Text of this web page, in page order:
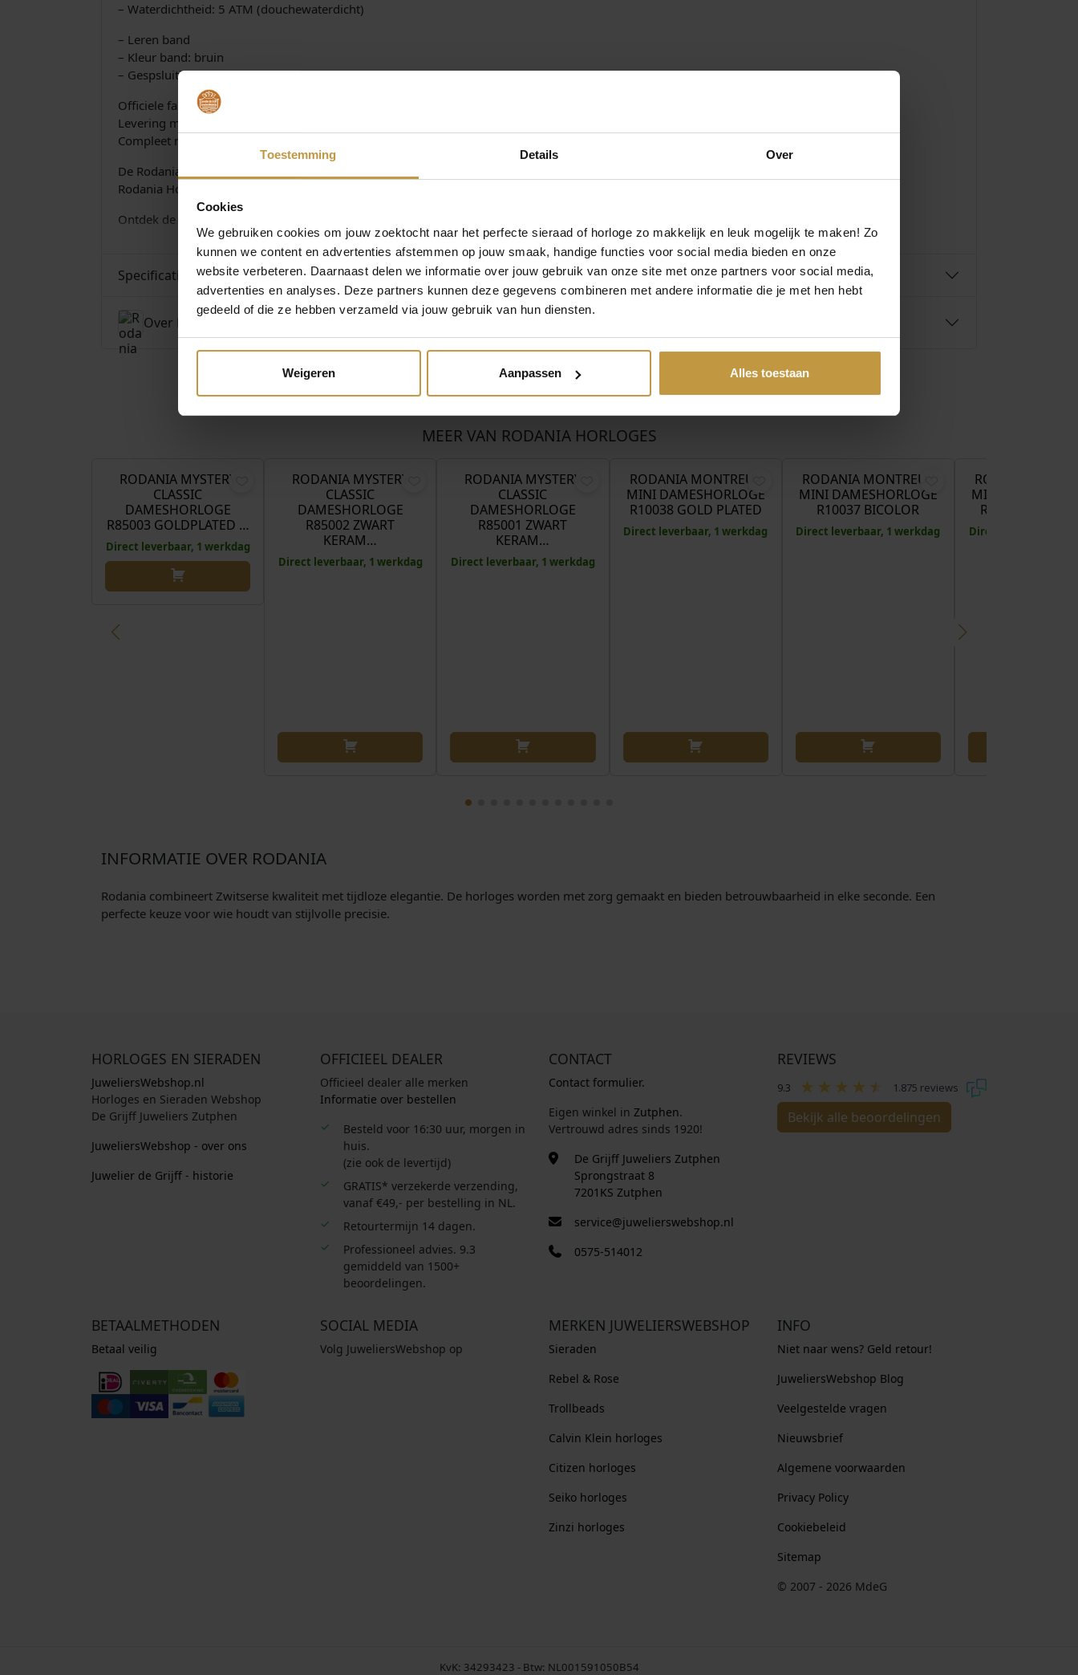
Toestemming Details Over
Cookies
We gebruiken cookies om jouw zoektocht naar het perfecte sieraad of horloge zo makkelijk en leuk mogelijk te maken! Zo
kunnen we content en advertenties afstemmen op jouw smaak, handige functies voor social media bieden en onze
website verbeteren. Daarnaast delen we informatie over jouw gebruik van onze site met onze partners voor social media,
advertenties en analyses. Deze partners kunnen deze gegevens combineren met andere informatie die je met hen hebt
gedeeld of die ze hebben verzameld via jouw gebruik van hun diensten.
Weigeren Aanpassen Alles toestaan
– Waterdichtheid: 5 ATM (douchewaterdicht)
– Leren band
– Kleur band: bruin
– Gespsluiting
Officiele fabrieksgarantie 3 jaar
Levering met NL-gebruiksaanwijzing
Compleet met luxe Rodania Watch-Box
De Rodania Dameshorloge collectie wordt verzorgd door Officieel Rodania dealer de Grijff Juweliers Zutphen.
Rodania Horloges bij JuweliersWebshop.nl – GRATIS verzekerde verzending in Nederland.
Ontdek de collectie met je favoriete Rodania dameshorloge. Alle met drie jaar garantie, Swiss Made uurwerk en krasvast saffierglas!
Specificaties
Over Rodania
MEER VAN RODANIA HORLOGES
RODANIA MYSTERY
CLASSIC
DAMESHORLOGE
R85003 GOLDPLATED …
Direct leverbaar, 1 werkdag
249,00
RODANIA MYSTERY
CLASSIC
DAMESHORLOGE
R85002 ZWART
KERAM…
Direct leverbaar, 1 werkdag
€249,00
RODANIA MYSTERY
CLASSIC
DAMESHORLOGE
R85001 ZWART
KERAM…
Direct leverbaar, 1 werkdag
RODANIA MONTREUX
MINI DAMESHORLOGE
R10038 GOLD PLATED
Direct leverbaar, 1 werkdag
RODANIA MONTREUX
MINI DAMESHORLOGE
R10037 BICOLOR
Direct leverbaar, 1 werkdag
RODANIA
MINI
R10036
Direct leverbaar, 1
INFORMATIE OVER RODANIA
Rodania combineert Zwitserse kwaliteit met tijdloze elegantie. De horloges worden met zorg gemaakt en bieden betrouwbaarheid in elke seconde. Een
perfecte keuze voor wie houdt van stijlvolle precisie.
HORLOGES EN SIERADEN
JuweliersWebshop.nl
Horloges en Sieraden Webshop
De Grijff Juweliers Zutphen
JuweliersWebshop - over ons
Juwelier de Grijff - historie
OFFICIEEL DEALER
Officieel dealer alle merken
Informatie over bestellen
Besteld voor 16:30 uur, morgen in
huis.
(zie ook de levertijd)
GRATIS* verzekerde verzending,
vanaf €49,- per bestelling in NL.
Retourtermijn 14 dagen.
Professioneel advies. 9.3
gemiddeld van 1500+
beoordelingen.
CONTACT
Contact formulier.
Eigen winkel in Zutphen.
Vertrouwd adres sinds 1920!
De Grijff Juweliers Zutphen
Sprongstraat 8
7201KS Zutphen
service@juwelierswebshop.nl
0575-514012
REVIEWS
9.3 1.875 reviews
Bekijk alle beoordelingen
BETAALMETHODEN
Betaal veilig
SOCIAL MEDIA
Volg JuweliersWebshop op
MERKEN JUWELIERSWEBSHOP
Sieraden
Rebel & Rose
Trollbeads
Calvin Klein horloges
Citizen horloges
Seiko horloges
Zinzi horloges
INFO
Niet naar wens? Geld retour!
JuweliersWebshop Blog
Veelgestelde vragen
Nieuwsbrief
Algemene voorwaarden
Privacy Policy
Cookiebeleid
Sitemap
© 2007 - 2026 MdeG
KvK: 34293423 - Btw: NL001591050B54